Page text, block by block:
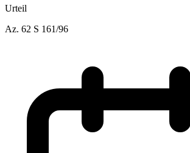
Urteil
Az. 62 S 161/96